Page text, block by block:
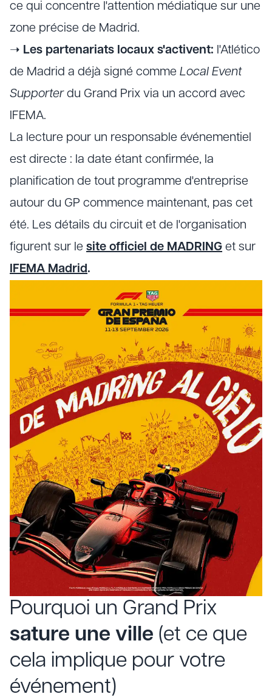
ce qui concentre l'attention médiatique sur une
zone précise de Madrid.
➝ Les partenariats locaux s'activent: l'Atlético
de Madrid a déjà signé comme Local Event
Supporterdu Grand Prix via un accord avec
IFEMA.
La lecture pour un responsable événementiel
est directe : la date étant confirmée, la
planification de tout programme d'entreprise
autour du GP commence maintenant, pas cet
été. Les détails du circuit et de l'organisation
figurent sur le site officiel de MADRING et sur
IFEMA Madrid.
Pourquoi un Grand Prix
sature une ville (et ce que
cela implique pour votre
événement)